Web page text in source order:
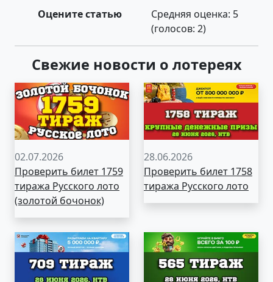
Оцените статью Средняя оценка: 5
(голосов: 2)
Свежие новости о лотереях
02.07.2026
Проверить билет 1759
тиража Русского лото
(золотой бочонок)
28.06.2026
Проверить билет 1758
тиража Русского лото